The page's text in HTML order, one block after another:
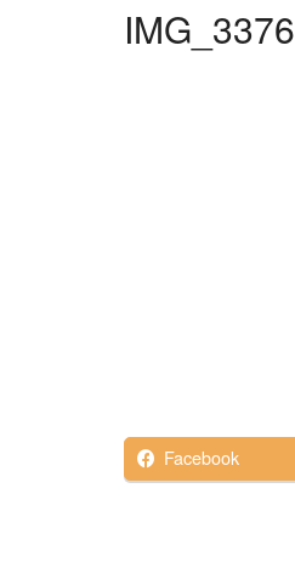
IMG_3376
Facebook